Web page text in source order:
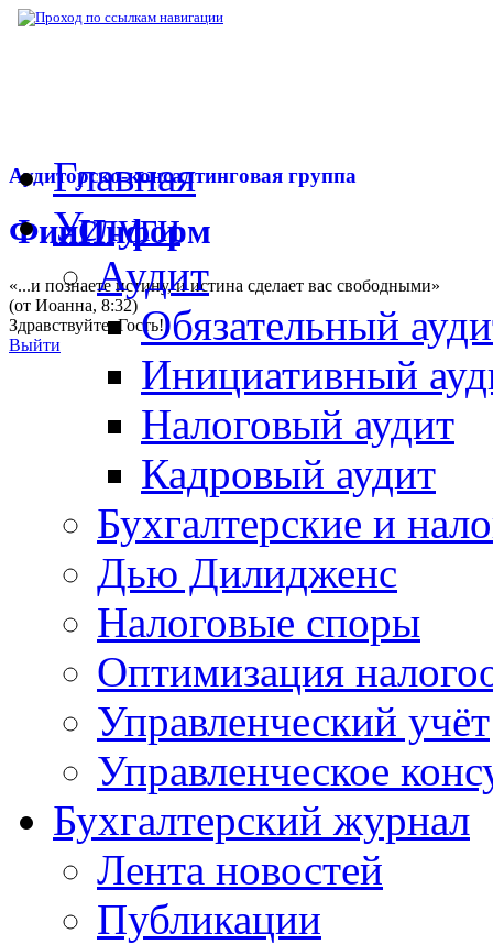
Аудиторско-консалтинговая группа
ФинИнформ
«...и познаете истину, и истина сделает вас свободными»
(от Иоанна, 8:32)
Здравствуйте,Гость!
Выйти
Главная
Услуги
Аудит
Обязательный
Инициативный
Налоговый аудит
Кадровый аудит
Бухгалтерские и
Дью Дилидженс
Налоговые споры
Оптимизация
Управленческий учёт
Управленческое
Бухгалтерский журнал
Лента новостей
Публикации